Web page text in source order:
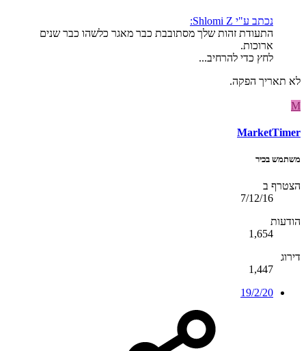
נכתב ע"י Shlomi Z:
התעודת זהות שלך מסתובבת כבר מאגר כלשהו כבר שנים
ארוכות.
לחץ כדי להרחיב...
לא תאריך הפקה.
M
MarketTimer
משתמש בכיר
הצטרף ב
7/12/16
הודעות
1,654
דירוג
1,447
19/2/20